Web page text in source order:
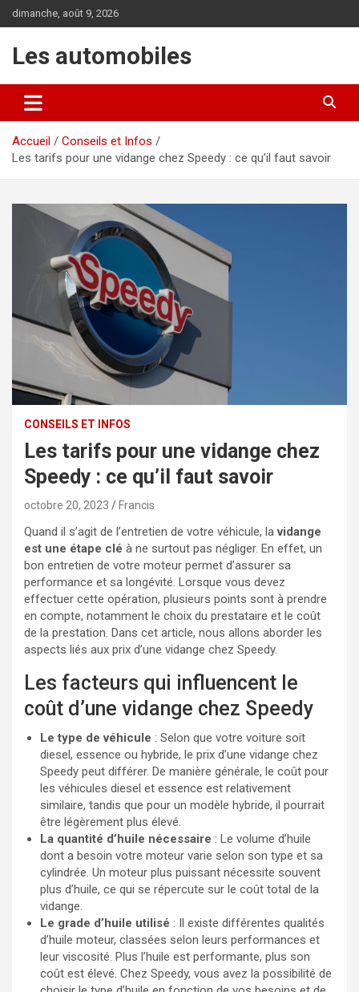
Aller
au
dimanche, août 9, 2026
Les automobiles
Accueil
Conseils et Infos
Les tarifs pour une vidange chez Speedy : ce qu’il faut savoir
CONSEILS ET INFOS
Les tarifs pour une vidange chez
Speedy : ce qu’il faut savoir
octobre 20, 2023 Francis
Quand il s’agit de l’entretien de votre véhicule, lavidange
est une étape clé à ne surtout pas négliger. En effet, un
bon entretien de votre moteur permet d’assurer sa
performance et sa longévité. Lorsque vous devez
effectuer cette opération, plusieurs points sont à prendre
en compte, notamment le choix du prestataire et le coût
de la prestation. Dans cet article, nous allons aborder les
aspects liés aux prix d’une vidange chez Speedy.
Les facteurs qui influencent le
coût d’une vidange chez Speedy
Le type de véhicule : Selon que votre voiture soit
diesel, essence ou hybride, le prix d’une vidange chez
Speedy peut différer. De manière générale, le coût pour
les véhicules diesel et essence est relativement
similaire, tandis que pour un modèle hybride, il pourrait
être légèrement plus élevé.
La quantité d’huile nécessaire : Le volume d’huile
dont a besoin votre moteur varie selon son type et sa
cylindrée. Un moteur plus puissant nécessite souvent
plus d’huile, ce qui se répercute sur le coût total de la
vidange.
Le grade d’huile utilisé : Il existe différentes qualités
d’huile moteur, classées selon leurs performances et
leur viscosité. Plus l’huile est performante, plus son
coût est élevé. Chez Speedy, vous avez la possibilité de